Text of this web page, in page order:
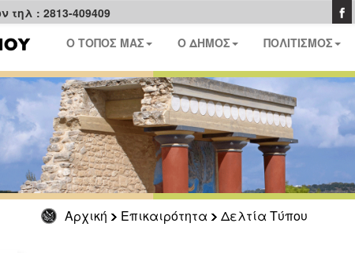
: 2813-409409
Ο ΤΟΠΟΣ ΜΑΣ Ο ΔΗΜΟΣ ΠΟΛΙΤΙΣΜΟΣ
Αρχική Επικαιρότητα
Δελτία Τύπου